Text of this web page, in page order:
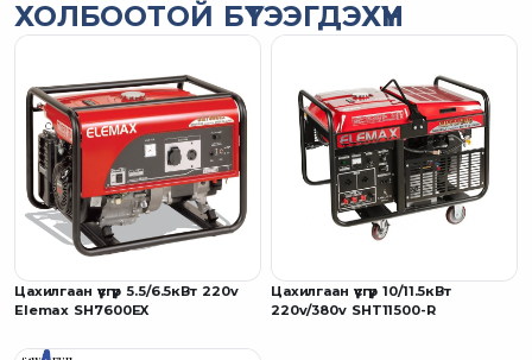
ХОЛБООТОЙ БҮТЭЭГДЭХҮҮН
Цахилгаан үүсгүүр 5.5/6.5кВт 220v
Elemax SH7600EX
Цахилгаан үүсгүүр 10/11.5кВт
220v/380v SHT11500-R